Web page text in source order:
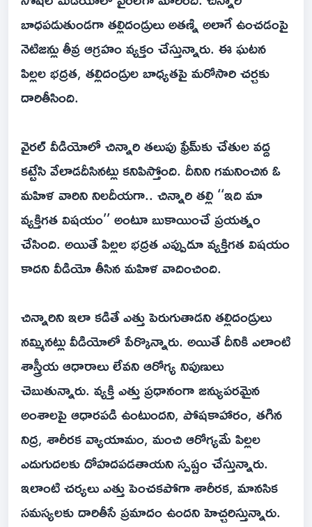
బాధపడుతుండగా తల్లిదండ్రులు అతణ్ని అలాగే ఉంచడంపై
నెటిజన్లు తీవ్ర ఆగ్రహం వ్యక్తం చేస్తున్నారు. ఈ ఘటన
పిల్లల భద్రత, తల్లిదండ్రుల బాధ్యతపై మరోసారి చర్చకు
దారితీసింది.
వైరల్‌ వీడియోలో చిన్నారి తలుపు ఫ్రేమ్‌కు చేతుల వద్ద
కట్టేసి వేలాడదీసినట్లు కనిపిస్తోంది. దీనిని గమనించిన ఓ
మహిళ వారిని నిలదీయగా.. చిన్నారి తల్లి ‘‘ఇది మా
వ్యక్తిగత విషయం’’ అంటూ బుకాయించే ప్రయత్నం
చేసింది. అయితే పిల్లల భద్రత ఎప్పుడూ వ్యక్తిగత విషయం
కాదని వీడియో తీసిన మహిళ వాదించింది.
చిన్నారిని ఇలా కడితే ఎత్తు పెరుగుతాడని తల్లిదండ్రులు
నమ్మినట్లు వీడియోలో పేర్కొన్నారు. అయితే దీనికి ఎలాంటి
శాస్త్రీయ ఆధారాలు లేవని ఆరోగ్య నిపుణులు
చెబుతున్నారు. వ్యక్తి ఎత్తు ప్రధానంగా జన్యుపరమైన
అంశాలపై ఆధారపడి ఉంటుందని, పోషకాహారం, తగిన
నిద్ర, శారీరక వ్యాయామం, మంచి ఆరోగ్యమే పిల్లల
ఎదుగుదలకు దోహదపడతాయని స్పష్టం చేస్తున్నారు.
ఇలాంటి చర్యలు ఎత్తు పెంచకపోగా శారీరక, మానసిక
సమస్యలకు దారితీసే ప్రమాదం ఉందని హెచ్చరిస్తున్నారు.